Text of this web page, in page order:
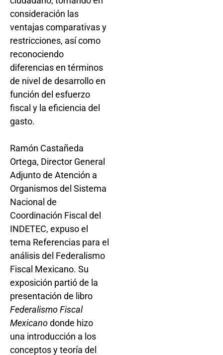
consideración las
ventajas comparativas y
restricciones, así como
reconociendo
diferencias en términos
de nivel de desarrollo en
función del esfuerzo
fiscal y la eficiencia del
gasto.
Ramón Castañeda
Ortega, Director General
Adjunto de Atención a
Organismos del Sistema
Nacional de
Coordinación Fiscal del
INDETEC, expuso el
tema Referencias para el
análisis del Federalismo
Fiscal Mexicano. Su
exposición partió de la
presentación de libro
Federalismo Fiscal
Mexicanodonde hizo
una introducción a los
conceptos y teoría del